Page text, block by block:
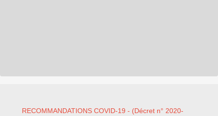
RECOMMANDATIONS COVID-19 - (Décret n° 2020-